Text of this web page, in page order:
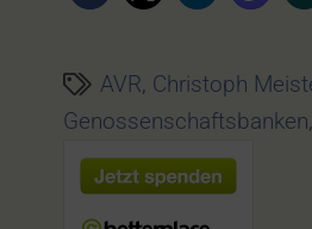
AVR, Christoph
Genossenschaftsbanken,